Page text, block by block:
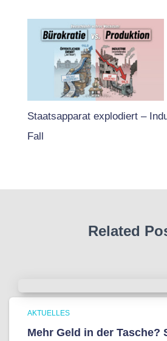
Staatsapparat explodiert –
Fall
Related
AKTUELLES
Mehr Geld in der Tasche?